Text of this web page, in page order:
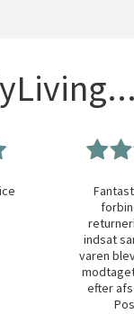
indsat
varen
efter